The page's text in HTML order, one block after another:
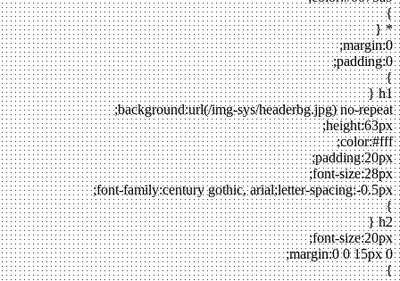
}
* {
margin:0;
padding:0;
}
h1 {
background:url(/img-sys/headerbg.jpg) no-repeat;
height:63px;
color:#fff;
padding:20px;
font-size:28px;
font-family:century gothic, arial;letter-spacing:-0.5px;
}
h2 {
font-size:20px;
margin:0 0 15px 0;
}